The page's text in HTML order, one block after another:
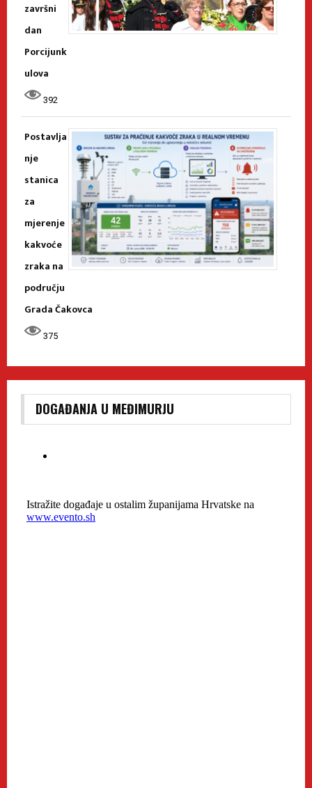
završni
dan
Porcijunk
ulova
392
Postavlja
nje
stanica
za
mjerenje
kakvoće
zraka na
području
Grada Čakovca
375
DOGAĐANJA U MEĐIMURJU